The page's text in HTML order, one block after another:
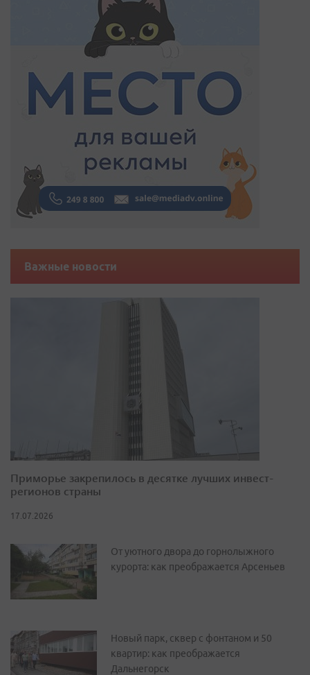
Важные новости
Приморье закрепилось в десятке лучших инвест-
регионов страны
17.07.2026
От уютного двора до горнолыжного
курорта: как преображается Арсеньев
Новый парк, сквер с фонтаном и 50
квартир: как преображается
Дальнегорск